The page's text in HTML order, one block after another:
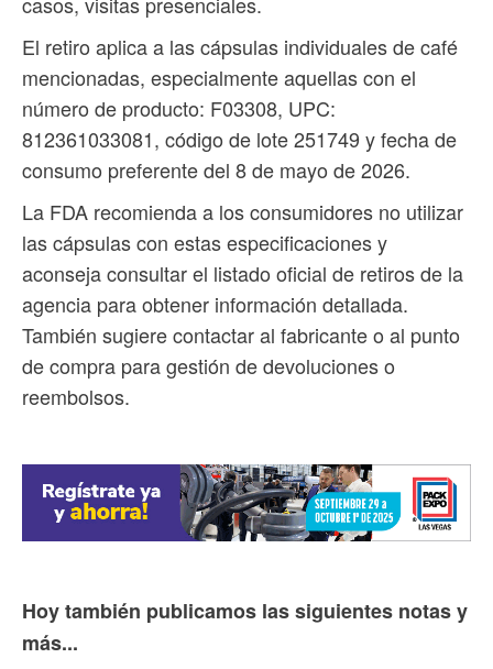
El retiro aplica a las cápsulas individuales de café
mencionadas, especialmente aquellas con el
número de producto: F03308, UPC:
812361033081, código de lote 251749 y fecha de
consumo preferente del 8 de mayo de 2026.
La FDA recomienda a los consumidores no utilizar
las cápsulas con estas especificaciones y
aconseja consultar el listado oficial de retiros de la
agencia para obtener información detallada.
También sugiere contactar al fabricante o al punto
de compra para gestión de devoluciones o
reembolsos.
Hoy también publicamos las siguientes notas y
más...